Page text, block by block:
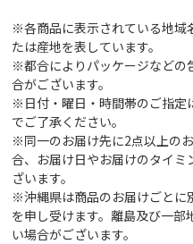
※各商品に表示されている地域
たは産地を表しています。
※都合によりパッケージなどの
合がございます。
※日付・曜日・時間帯のご指定
でご了承ください。
※同一のお届け先に2点以上の
合、お届け日やお届けのタイミ
ざいます。
※沖縄県は商品のお届けごとに
を申し受けます。離島及び一部
い場合がございます。